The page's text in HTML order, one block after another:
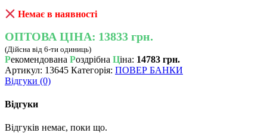
Немає в наявності
ОПТОВА ЦІНА: 13833 грн.
(Дійсна від 6-ти одиниць)
Рекомендована Роздрібна Ціна: 14783 грн.
Артикул: 13645 Категорія: ПОВЕР БАНКИ
Відгуки (0)
Відгуки
Відгуків немає, поки що.